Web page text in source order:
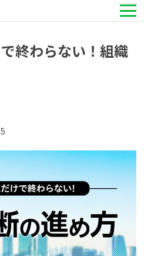
終わらない！組織